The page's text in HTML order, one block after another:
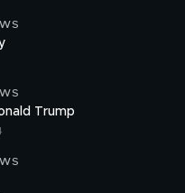
Trump